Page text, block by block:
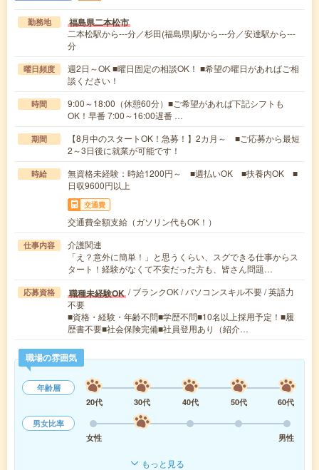
勤務地 福島県二本松市
二本松駅から---分／杉田(福島県)駅から---分／安達駅から---
分
曜日頻度
週2日～OK ■曜日固定の相談OK！ ■希望の曜日があればご相
談ください！
時間
9:00～18:00（休憩60分）■ご希望があれば下記シフトも
OK！早番 7:00～16:00遅番 …
期間
【8月中のスタートOK！急募！】2カ月～ ■ご応募から最短
2～3日後に就業が可能です！
時給
無資格未経験：時給1200円～ ■週払いOK ■扶養内OK ■
日収9600円以上
交通費
交通費全額支給（ガソリン代もOK！）
仕事内容
介護関連
「え？意外に簡単！」と思うくらい、スグできる仕事からス
タート！経験がなくて不安だった方も、皆さん問題…
応募資格 職種未経験OK / ブランクOK / パソコンスキル不要 / 英語力
不要
■資格・経験・年齢不問■学歴不問■10名以上採用予定！■履
歴書不要■社会保険完備■社員登用あり（紹介…
職場の雰囲気
年齢層
20代
30代 40代 50代
60代
男女比率
女性
男性
もっと見る